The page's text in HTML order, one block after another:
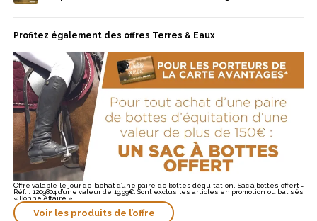
appréciant un sac fonctionnel, robuste et facile à entretenir
Profitez également des offres Terres & Eaux
Offre valable le jour de l’achat d’une paire de bottes d’équitation. Sac à bottes offert =
Réf. : 1209804 d’une valeur de 19,99€. Sont exclus les articles en promotion ou balisés
« Bonne Affaire ».
Voir les produits de l’offre